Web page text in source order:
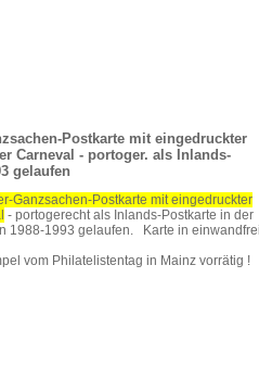
Postkarte mit eingedruckter
Carneval - portoger. als Inlands-
gelaufen
Ganzsachen-Postkarte mit eingedruckter
- portogerecht als Inlands-Postkarte in der
1988-1993 gelaufen. Karte in
vom Philatelistentag in Mainz vorrätig !